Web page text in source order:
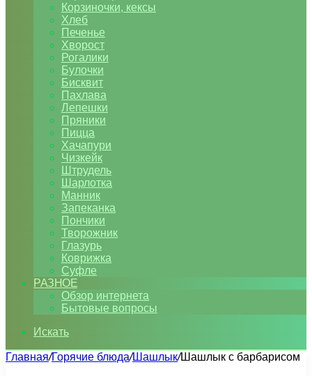
Корзиночки, кексы
Хлеб
Печенье
Хворост
Рогалики
Булочки
Бисквит
Пахлава
Лепешки
Пряники
Пицца
Хачапури
Чизкейк
Штрудель
Шарлотка
Манник
Запеканка
Пончики
Творожник
Глазурь
Коврижка
Суфле
РАЗНОЕ
Обзор интернета
Бытовые вопросы
Искать
Главная/Горячие блюда/Шашлык/Шашлык с барбарисом